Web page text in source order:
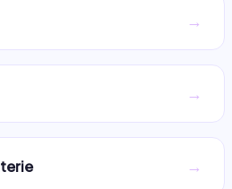
→
→
→